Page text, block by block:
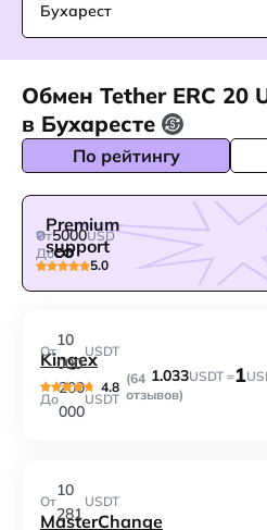
Бухарест
Обмен Tether ERC 20
в Бухаресте
По рейтингу
Premium
support
5.0
От5000USD
До
Kingex
4.8 (64
отзывов)
От
10
000
USDT
До
200
000
USDT
1.033USDT =1
MasterChange
От
10
281
USDT